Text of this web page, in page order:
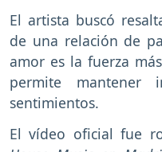
El artista buscó
de una relación de
amor es la fuerza
permite mantener
sentimientos.
El vídeo oficial fue